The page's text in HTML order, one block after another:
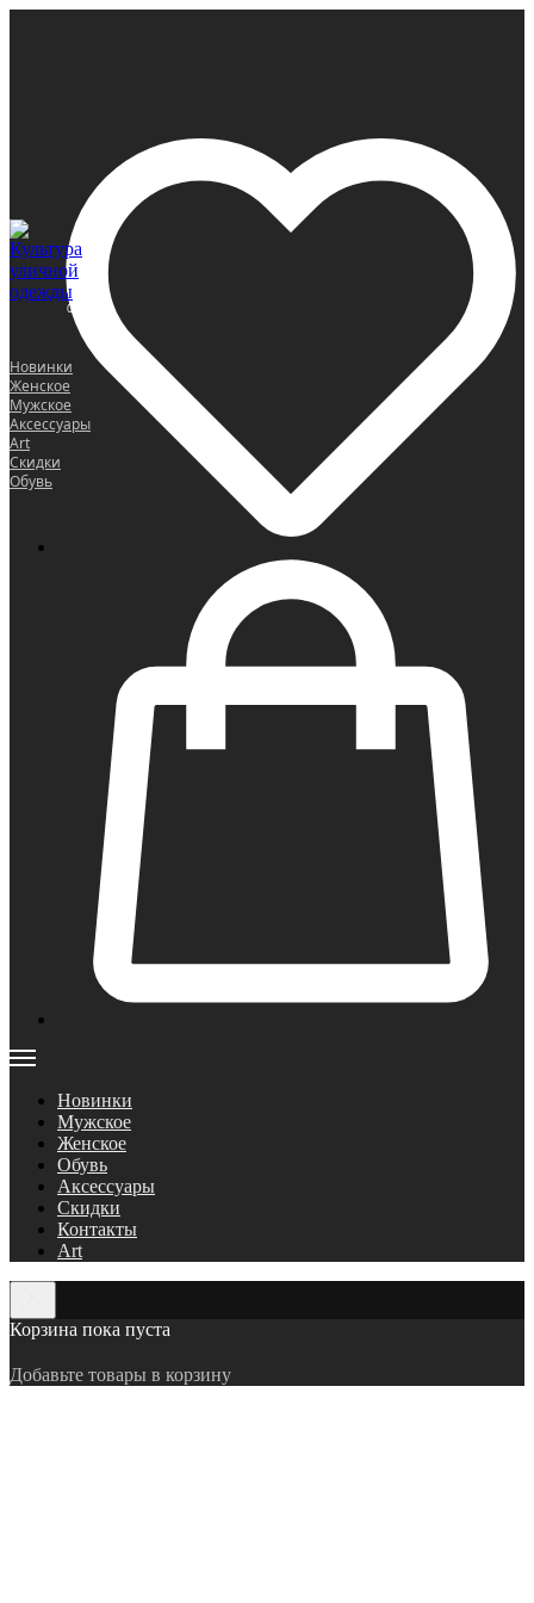
0
Новинки
Женское
Мужское
Аксессуары
Art
Скидки
Обувь
Новинки
Мужское
Женское
Обувь
Аксессуары
Скидки
Контакты
Art
Корзина пока пуста
Добавьте товары в корзину